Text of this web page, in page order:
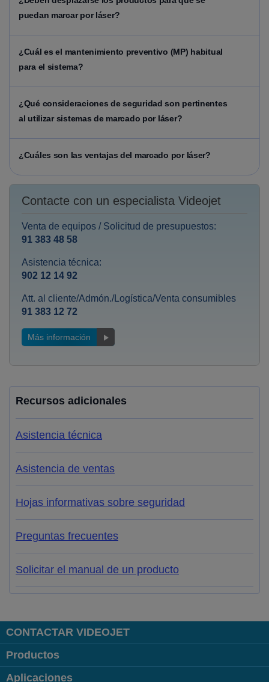
puedan marcar por láser?
¿Cuál es el mantenimiento preventivo (MP) habitual
para el sistema?
¿Qué consideraciones de seguridad son pertinentes
al utilizar sistemas de marcado por láser?
¿Cuáles son las ventajas del marcado por láser?
Contacte con un especialista Videojet
Venta de equipos / Solicitud de presupuestos:
91 383 48 58
Asistencia técnica:
902 12 14 92
Att. al cliente/Admón./Logística/Venta consumibles
91 383 12 72
Más información
Recursos adicionales
Asistencia técnica
Asistencia de ventas
Hojas informativas sobre seguridad
Preguntas frecuentes
Solicitar el manual de un producto
CONTACTAR VIDEOJET
Productos
Aplicaciones